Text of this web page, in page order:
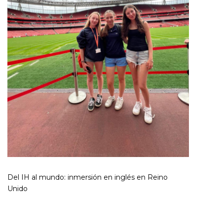
Del IH al mundo: inmersión en inglés en Reino
Unido